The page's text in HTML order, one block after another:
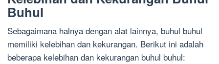
Buhul
Sebagaimana halnya dengan alat lainnya, buhul buhul
memiliki kelebihan dan kekurangan. Berikut ini adalah
beberapa kelebihan dan kekurangan buhul buhul: